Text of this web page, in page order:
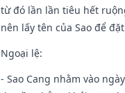
từ đó lần lần tiêu hết
nên lấy tên của Sao để
Ngoại lệ:
- Sao Cang nhằm vào